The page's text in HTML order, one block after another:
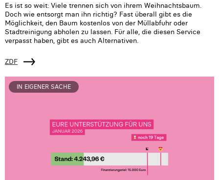
Es ist so weit: Viele trennen sich von ihrem Weihnachtsbaum.
Doch wie entsorgt man ihn richtig? Fast überall gibt es die
Möglichkeit, den Baum kostenlos von der Müllabfuhr oder
Stadtreinigung abholen zu lassen. Für alle, die diesen Service
verpasst haben, gibt es auch Alternativen.
ZDF
IN EIGENER SACHE